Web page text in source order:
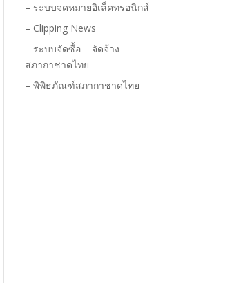
– ระบบจดหมายอิเล็คทรอนิกส์
– Clipping News
– ระบบจัดซื้อ – จัดจ้าง
สภากาชาดไทย
– พิพิธภัณฑ์สภากาชาดไทย